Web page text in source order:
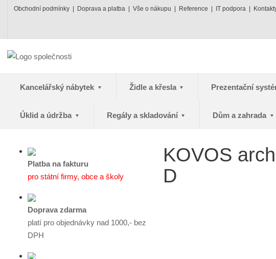
Obchodní podmínky Doprava a platba Vše o nákupu Reference IT podpora
Kancelářský nábytek Židle a křesla Prezentační
Úklid a údržba Regály a skladování Dům a zahrada
Platba na fakturu
pro státní firmy, obce a školy
Doprava zdarma
platí pro objednávky nad 1000,- bez
DPH
KOVOS
D